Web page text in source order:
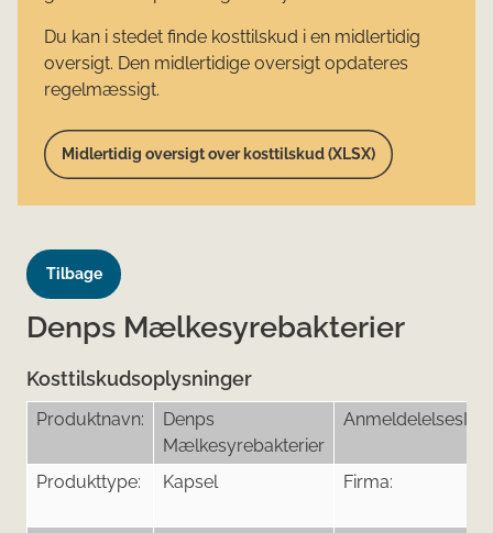
Du kan i stedet finde kosttilskud i en midlertidig
oversigt. Den midlertidige oversigt opdateres
regelmæssigt.
Midlertidig oversigt over kosttilskud (XLSX)
Tilbage
Denps Mælkesyrebakterier
Kosttilskudsoplysninger
Produktnavn:
Denps
Mælkesyrebakterier
AnmeldelelsesID:
Produkttype: Kapsel Firma: